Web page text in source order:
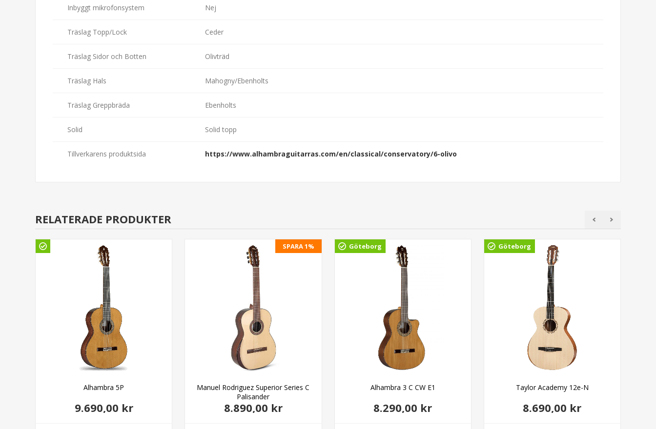
Inbyggt mikrofonsystem Nej
Träslag Topp/Lock Ceder
Träslag Sidor och Botten Olivträd
Träslag Hals Mahogny/Ebenholts
Träslag Greppbräda Ebenholts
Solid Solid topp
Tillverkarens produktsida https://www.alhambraguitarras.com/en/classical/conservatory/6-olivo
RELATERADE PRODUKTER
Alhambra 5P
9.690,00 kr
SPARA 1%
Manuel Rodriguez Superior Series C
Palisander
8.890,00 kr
Göteborg
Alhambra 3 C CW E1
8.290,00 kr
Göteborg
Taylor Academy 12e-N
8.690,00 kr